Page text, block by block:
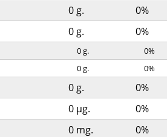
0 g. 0%
0 g. 0%
0g. 0%
0g. 0%
0 g. 0%
0 µg. 0%
0 mg. 0%